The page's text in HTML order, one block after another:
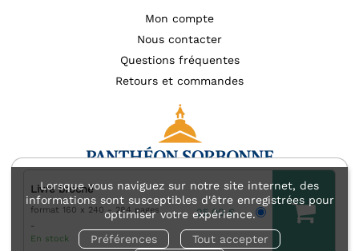
Lorsque vous naviguez sur notre site internet, des
informations sont susceptibles d'être enregistrées pour
optimiser votre expérience.
Préférences
Tout accepter
Livre broché
format 160 x 240 284 pages
En stock
25,00 €
Mon compte
Nous contacter
Questions fréquentes
Retours et commandes
Mentions légales
Accessibilité : non conforme
Charte des données personnelles (RGPD)
Charte de référencement
Conditions générales d’utilisation